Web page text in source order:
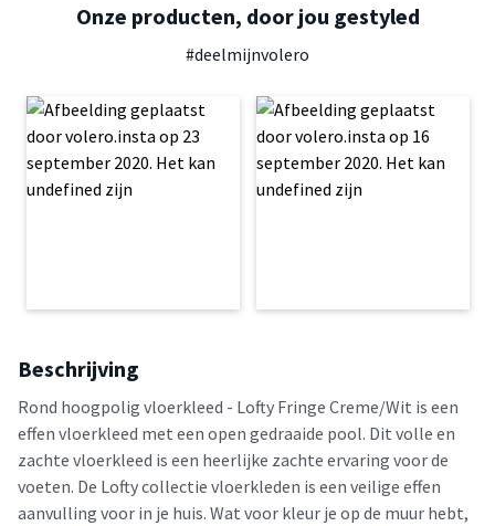
Onze producten, door jou gestyled
#deelmijnvolero
Beschrijving
Rond hoogpolig vloerkleed - Lofty Fringe Creme/Wit is een
effen vloerkleed met een open gedraaide pool. Dit volle en
zachte vloerkleed is een heerlijke zachte ervaring voor de
voeten. De Lofty collectie vloerkleden is een veilige effen
aanvulling voor in je huis. Wat voor kleur je op de muur hebt,